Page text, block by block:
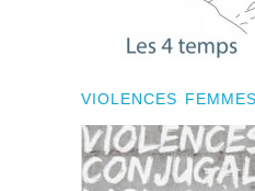
VIOLENCES